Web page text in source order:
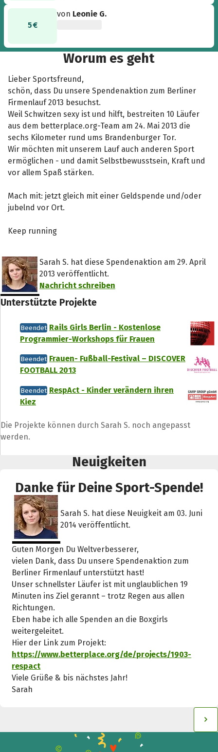
5 €
von Leonie G.
Worum es geht
Lieber Sportsfreund,
schön, dass Du unsere Spendenaktion zum Berliner
Firmenlauf 2013 besuchst.
Weil Schwitzen sexy ist und hilft, bestreiten 10 Läufer
aus dem betterplace.org-Team am 24. Mai 2013 die
sechs Kilometer rund ums Brandenburger Tor.
Wir möchten mit unserem Lauf auch anderen Sport
ermöglichen - und damit Selbstbewusstsein, Kraft und
vor allem Spaß stärken.
Mach mit: jetzt gleich mit einer Geldspende und/oder
jubelnd vor Ort.
Keep running
Sarah S. hat diese Spendenaktion am 29. April
2013 veröffentlicht.
Nachricht schreiben
Unterstützte Projekte
Beendet Rails Girls Berlin - Kostenlose
Programmier-Workshops für Frauen
Beendet Frauen- Fußball-Festival – DISCOVER
FOOTBALL 2013
Beendet RespAct - Kinder verändern ihren
Kiez
Die Projekte können durch Sarah S. noch angepasst
werden.
Neuigkeiten
Danke für Deine Sport-Spende!
Sarah S. hat diese Neuigkeit am 03. Juni
2014 veröffentlicht.
Guten Morgen Du Weltverbesserer,
vielen Dank, dass Du unsere Spendenaktion zum
Berliner Firmenlauf unterstützt hast!
Unser schnellster Läufer ist mit unglaublichen 19
Minuten ins Ziel gerannt – trotz Regen aus allen
Richtungen.
Eben habe ich alle Spenden an die Boxgirls
weitergeleitet.
Hier der Link zum Projekt:
https://www.betterplace.org/de/projects/1903-
respact
Viele Grüße & bis nächstes Jahr!
Sarah